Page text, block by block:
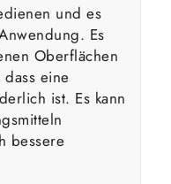
und es
Es
Oberflächen
eine
ist. Es kann
bessere